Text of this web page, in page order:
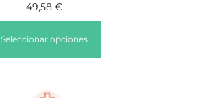
49,58 €
Seleccionar opciones